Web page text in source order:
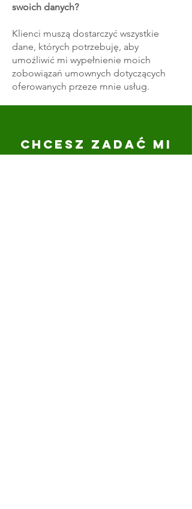
swoich danych?
Klienci muszą dostarczyć wszystkie
dane, których potrzebuję, aby
umożliwić mi wypełnienie moich
zobowiązań umownych dotyczących
oferowanych przeze mnie usług.
CHCESZ ZADAĆ MI
PYTANIE?